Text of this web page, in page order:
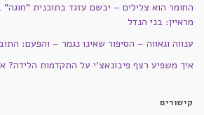
מראיין: בני הנדל
ענווה וגאווה – הסיפור שאינו נגמר – והפעם:
איך משפיע רצף פיבונאצ'י על התקדמות
קישורים